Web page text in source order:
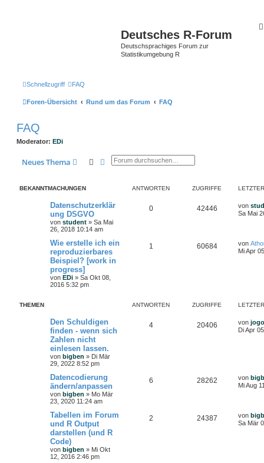
Deutsches R-Forum
Deutschsprachiges Forum zur
Statistikumgebung R
Schnellzugriff FAQ
Foren-Übersicht Rund um das Forum FAQ
FAQ
Moderator: EDi
Neues Thema SucheErweiterte Suche
BEKANNTMACHUNGEN ANTWORTEN ZUGRIFFE
Datenschutzerklär
ung DSGVO
von student » Sa Mai
26, 2018 10:14 am
0 42446 von
Sa Mai
Wie erstelle ich ein
reproduzierbares
Beispiel? [work in
progress]
von EDi » Sa Okt 08,
2016 5:32 pm
1 60684 von
Mi Apr
THEMEN ANTWORTEN ZUGRIFFE
Den Schuldigen
finden - wenn sich
Zahlen nicht
einlesen lassen.
von bigben » Di Mär
29, 2022 8:52 pm
4 20406 von jogo
Di Apr
Datencodierung
ändern/anpassen
von bigben » Mo Mär
23, 2020 11:24 am
6 28262 von
Mi Aug
Tabellen im Forum
und R Output
darstellen (und R
Code)
von bigben » Mi Okt
12, 2016 2:46 pm
2 24387 von
Sa Mär